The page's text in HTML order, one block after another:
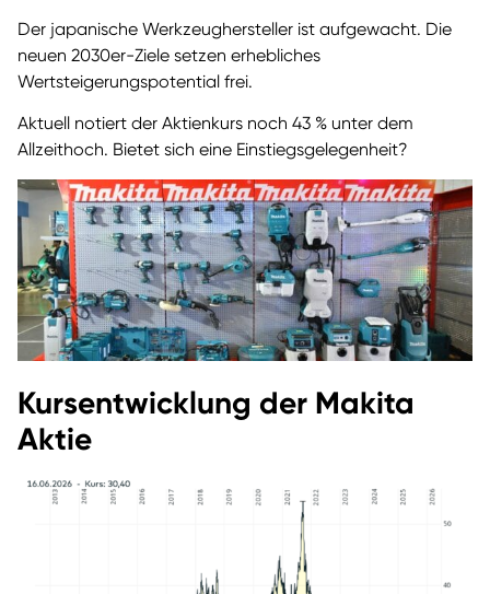
Der japanische Werkzeughersteller ist aufgewacht. Die
neuen 2030er-Ziele setzen erhebliches
Wertsteigerungspotential frei.
Aktuell notiert der Aktienkurs noch 43 % unter dem
Allzeithoch. Bietet sich eine Einstiegsgelegenheit?
Kursentwicklung der Makita
Aktie